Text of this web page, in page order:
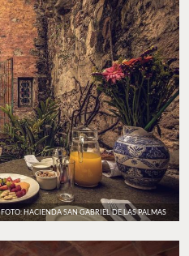
FOTO: HACIENDA SAN GABRIEL DE LAS PALMAS